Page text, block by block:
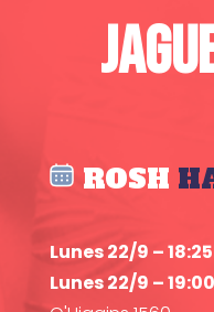
ROSH
Lunes 22/9 –
Lunes 22/9 –